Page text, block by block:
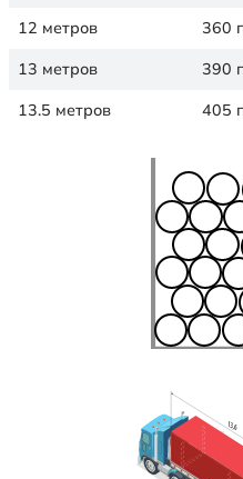
12 метров 360
13 метров 390
13.5 метров 405